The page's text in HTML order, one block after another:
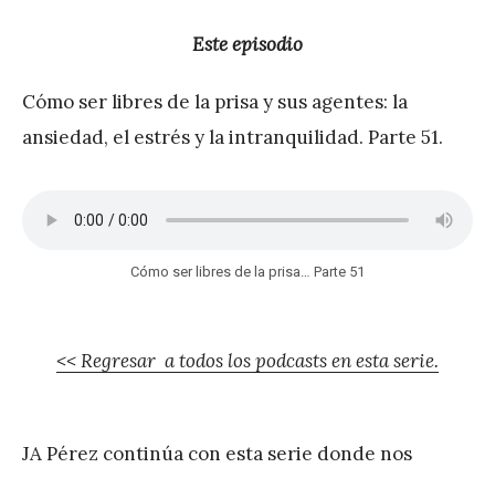
e
z
Este episodio
Cómo ser libres de la prisa y sus agentes: la
ansiedad, el estrés y la intranquilidad. Parte 51.
Cómo ser libres de la prisa… Parte 51
<< Regresar a todos los podcasts en esta serie.
JA Pérez continúa con esta serie donde nos